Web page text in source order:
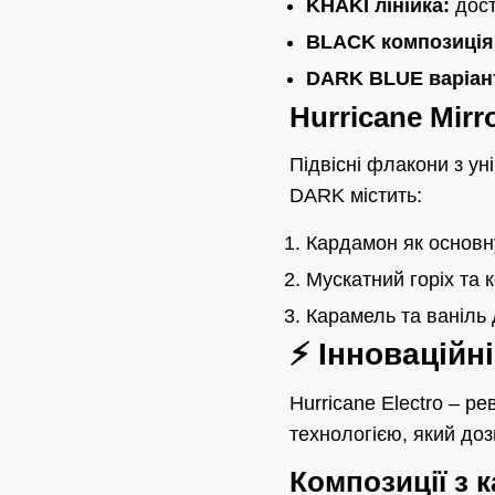
KHAKI лінійка:
BLACK
DARK BLUE
Hurricane
Підвісні флакони з
DARK містить:
Кардамон як
Мускатний горіх
Карамель та ваніль
⚡
Hurricane Electro –
технологією, який
Композиції з